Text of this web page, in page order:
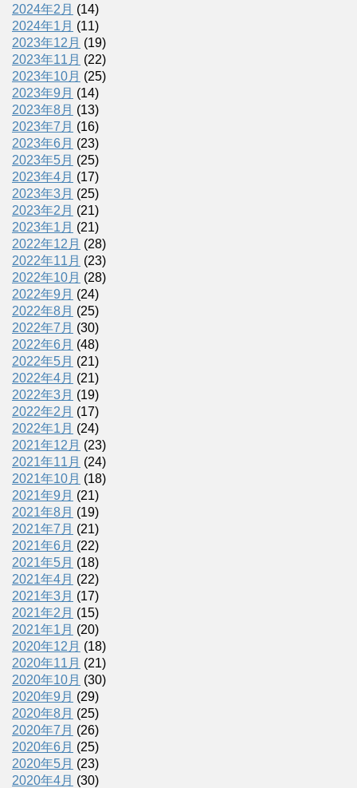
2024年2月 (14)
2024年1月 (11)
2023年12月 (19)
2023年11月 (22)
2023年10月 (25)
2023年9月 (14)
2023年8月 (13)
2023年7月 (16)
2023年6月 (23)
2023年5月 (25)
2023年4月 (17)
2023年3月 (25)
2023年2月 (21)
2023年1月 (21)
2022年12月 (28)
2022年11月 (23)
2022年10月 (28)
2022年9月 (24)
2022年8月 (25)
2022年7月 (30)
2022年6月 (48)
2022年5月 (21)
2022年4月 (21)
2022年3月 (19)
2022年2月 (17)
2022年1月 (24)
2021年12月 (23)
2021年11月 (24)
2021年10月 (18)
2021年9月 (21)
2021年8月 (19)
2021年7月 (21)
2021年6月 (22)
2021年5月 (18)
2021年4月 (22)
2021年3月 (17)
2021年2月 (15)
2021年1月 (20)
2020年12月 (18)
2020年11月 (21)
2020年10月 (30)
2020年9月 (29)
2020年8月 (25)
2020年7月 (26)
2020年6月 (25)
2020年5月 (23)
2020年4月 (30)